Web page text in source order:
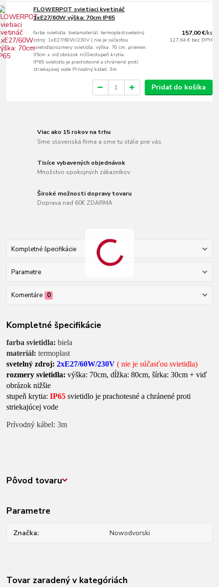
FLOWERPOT svietiaci kvetináč
1xE27/60W výška: 70cm IP65
farba svietidla: bielamateriál: termoplastsvetelný
zdroj: 1xE27/60W/230V ( nie je súčasťou
svietidla)rozmery svietidla: výška: 70 cm, priemer:
35cm + viď obrázok nižšiestupeň krytia:
IP65 svietidlo je prachotesné a chránené proti
striekajúcej vode Prívodný kábel: 3m
157,00 €/ks
127,64 € bez DPH
Pridať do košíka
Viac ako 15 rokov na trhu
Sme slovenská firma a sme tu stále pre vás
Tisíce vybavených objednávok
Množstvo spokojných zákazníkov
Široké možnosti dopravy tovaru
Doprava nad 60€ ZDARMA
Kompletné špecifikácie
Parametre
Komentáre 0
Kompletné špecifikácie
farba svietidla: biela
materiál: termoplast
svetelný zdroj:2xE27/60W/230V( nie je súčasťou svietidla)
rozmery svietidla: výška: 70cm, dĺžka: 80cm, šírka: 30cm + viď
obrázok nižšie
stupeň krytia:IP65 svietidlo je prachotesné a chránené proti
striekajúcej vode
Prívodný kábel: 3m
Pôvod tovaru
Parametre
Značka Nowodvorski
Tovar zaradený v kategóriách